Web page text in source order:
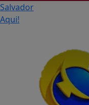
Salvador
Aqui!